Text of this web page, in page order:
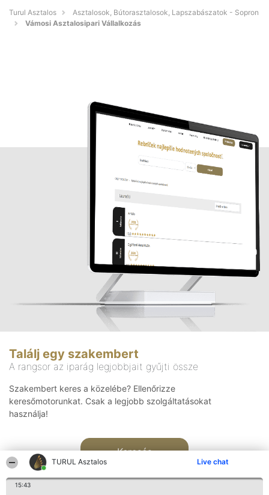
TURUL Asztalos Live chat
15:43
Turul Asztalos
Asztalosok, Bútorasztalosok, Lapszabászatok - Sopron
Vámosi Asztalosipari Vállalkozás
Találj egy szakembert
A rangsor az iparág legjobbjait gyűjti össze
Szakembert keres a közelébe? Ellenőrizze
keresőmotorunkat. Csak a legjobb szolgáltatásokat
használja!
Keresés